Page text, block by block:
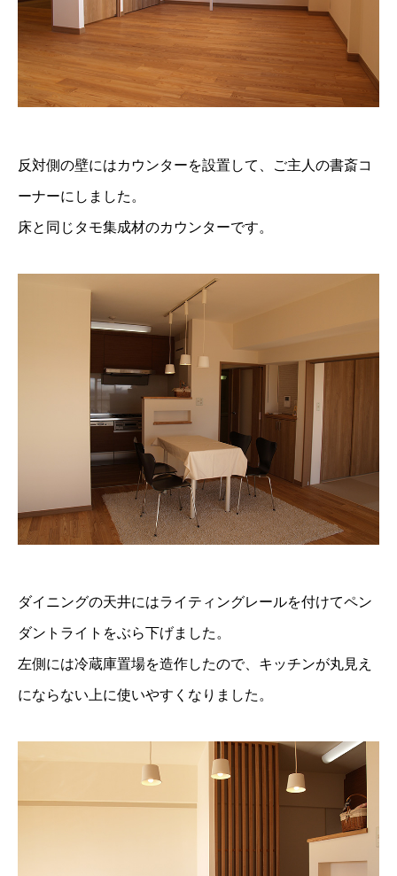
反対側の壁にはカウンターを設置して、ご主人の書斎コ
ーナーにしました。
床と同じタモ集成材のカウンターです。
ダイニングの天井にはライティングレールを付けてペン
ダントライトをぶら下げました。
左側には冷蔵庫置場を造作したので、キッチンが丸見え
にならない上に使いやすくなりました。